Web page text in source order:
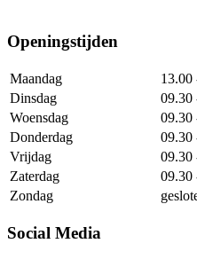
Openingstijden
Maandag
13.00
Dinsdag
09.30
Woensdag
09.30
Donderdag
09.30
Vrijdag
09.30
Zaterdag
09.30
Zondag
Social Media